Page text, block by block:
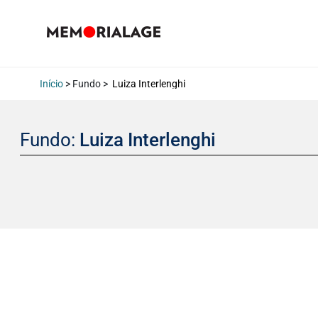
Início > Fundo > Luiza Interlenghi
Fundo: Luiza Interlenghi